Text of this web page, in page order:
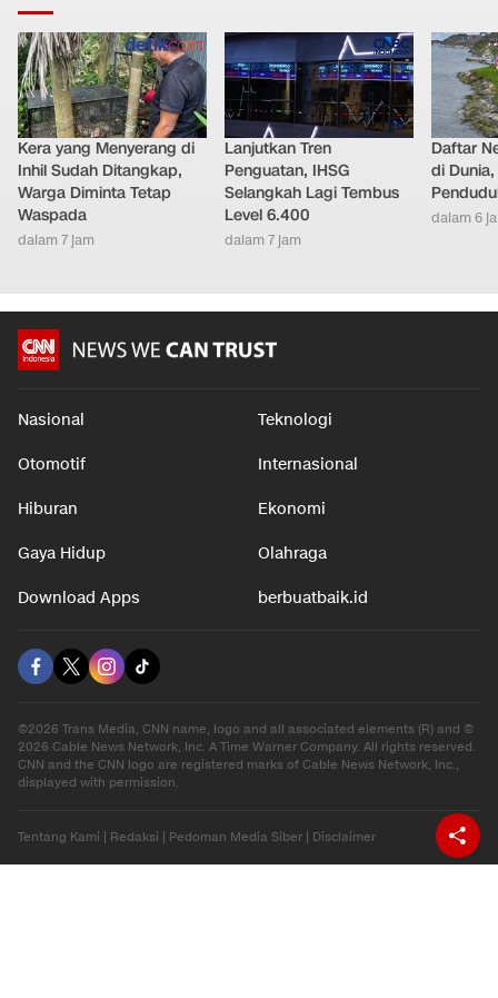
Kera yang Menyerang di
Inhil Sudah Ditangkap,
Warga Diminta Tetap
Waspada
dalam 7 jam
Lanjutkan Tren
Penguatan, IHSG
Selangkah Lagi Tembus
Level 6.400
dalam 7 jam
Daftar
di
dalam 6
Nasional Teknologi
Otomotif Internasional
Hiburan Ekonomi
Gaya Hidup Olahraga
Download Apps berbuatbaik.id
©2026 Trans Media, CNN name, logo and all associated elements (R) and ©
2026 Cable News Network, Inc. A Time Warner Company. All rights reserved.
CNN and the CNN logo are registered marks of Cable News Network, Inc.,
displayed with permission.
Tentang Kami Redaksi Pedoman Media Siber Disclaimer